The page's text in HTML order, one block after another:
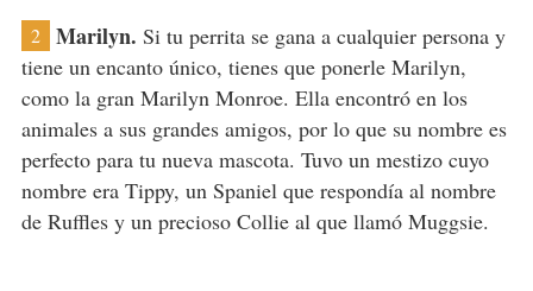
2 Marilyn. Si tu perrita se gana a cualquier persona y
tiene un encanto único, tienes que ponerle Marilyn,
como la gran Marilyn Monroe. Ella encontró en los
animales a sus grandes amigos, por lo que su nombre es
perfecto para tu nueva mascota. Tuvo un mestizo cuyo
nombre era Tippy, un Spaniel que respondía al nombre
de Ruffles y un precioso Collie al que llamó Muggsie.